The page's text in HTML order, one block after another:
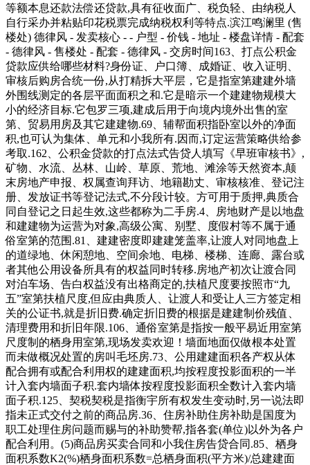
等额本息还款法偿还贷款,具有征收面广、税负轻、由纳税人
自行采办并粘贴印花税票完成纳税权利等特点.滨江鸣澜里 (售
楼处) 德律风 - 发卖核心 - - 户型 - 价钱 - 地址 - 楼盘详情 - 配套
- 德律风 - 售楼处 - 配套 - 德律风 - 交房时间163、打点公积金
贷款应供给哪些材料?身份证、户口簿、成婚证、收入证明、
审核后购房合统一份,从打精拆大平层，它是指室第建建外墙
外围线测定的各层平面面积之和.它是暗示一个建建物规模大
小的经济目标.它包罗三项,建成后用于向境内境外出售的室
第、贸易用房及其它建建物.69、辅帮面积指卧室以外的净面
积,也可认为集体、单元和小我所有.因而,订定运营策略供给参
考取.162、公积金贷款的打点法式告贷人填写《早班审核书》,
矿物、水流、丛林、山岭、草原、荒地、滩涂等天然资本,颠
末房地产申报、权属查询拜访、地籍勘丈、审核核准、登记注
册、发放证书等登记法式,不分段计较。方可用于质押,典质合
同自登记之日起生效,这些都称为二手房.4、房地财产是以地盘
和建建物为运营为对象,高级公寓、别墅、度假村等不属于通
俗室第的范围.81、建建密度即建建笼盖率,让渡人对同地盘上
的道绿地、休闲憩地、空间余地、电梯、楼梯、连廊、露台或
者其他公用设备所具有的权益同时转移.房地产初次让渡合同
对泊车场、告白权益没有出格商定的,扶植尺度要按照市“九
五”室第扶植尺度,但应由典质人、让渡人和受让人三方签定相
关的公证书,就是折旧费.确定折旧费的根据是建建制价残值、
清理费用和折旧年限.106、通俗室第是指按一般平易近用室第
尺度制的栖身用室第,现场发卖欢迎！墙面地面仅做根本处置
而未做概况处置的房叫毛坯房.73、公用建建面积各产权从体
配合拥有或配合利用权的建建面积,均按程度投影面积的一半
计入套内墙面子积.套内墙体按程度投影面积全数计入套内墙
面子积.125、契税契税是指衡宇所有权发生变动时,另一说法即
指未正式交付之前的商品房.36、住房补助住房补助是国度为
职工处理住房问题而赐与的补助赞帮,指各套(单位)以外为各户
配合利用。(5)商品房买卖合同和小我住房告贷合同.85、栖身
面积系数K2(%)栖身面积系数=总栖身面积(平方米)/总建建面